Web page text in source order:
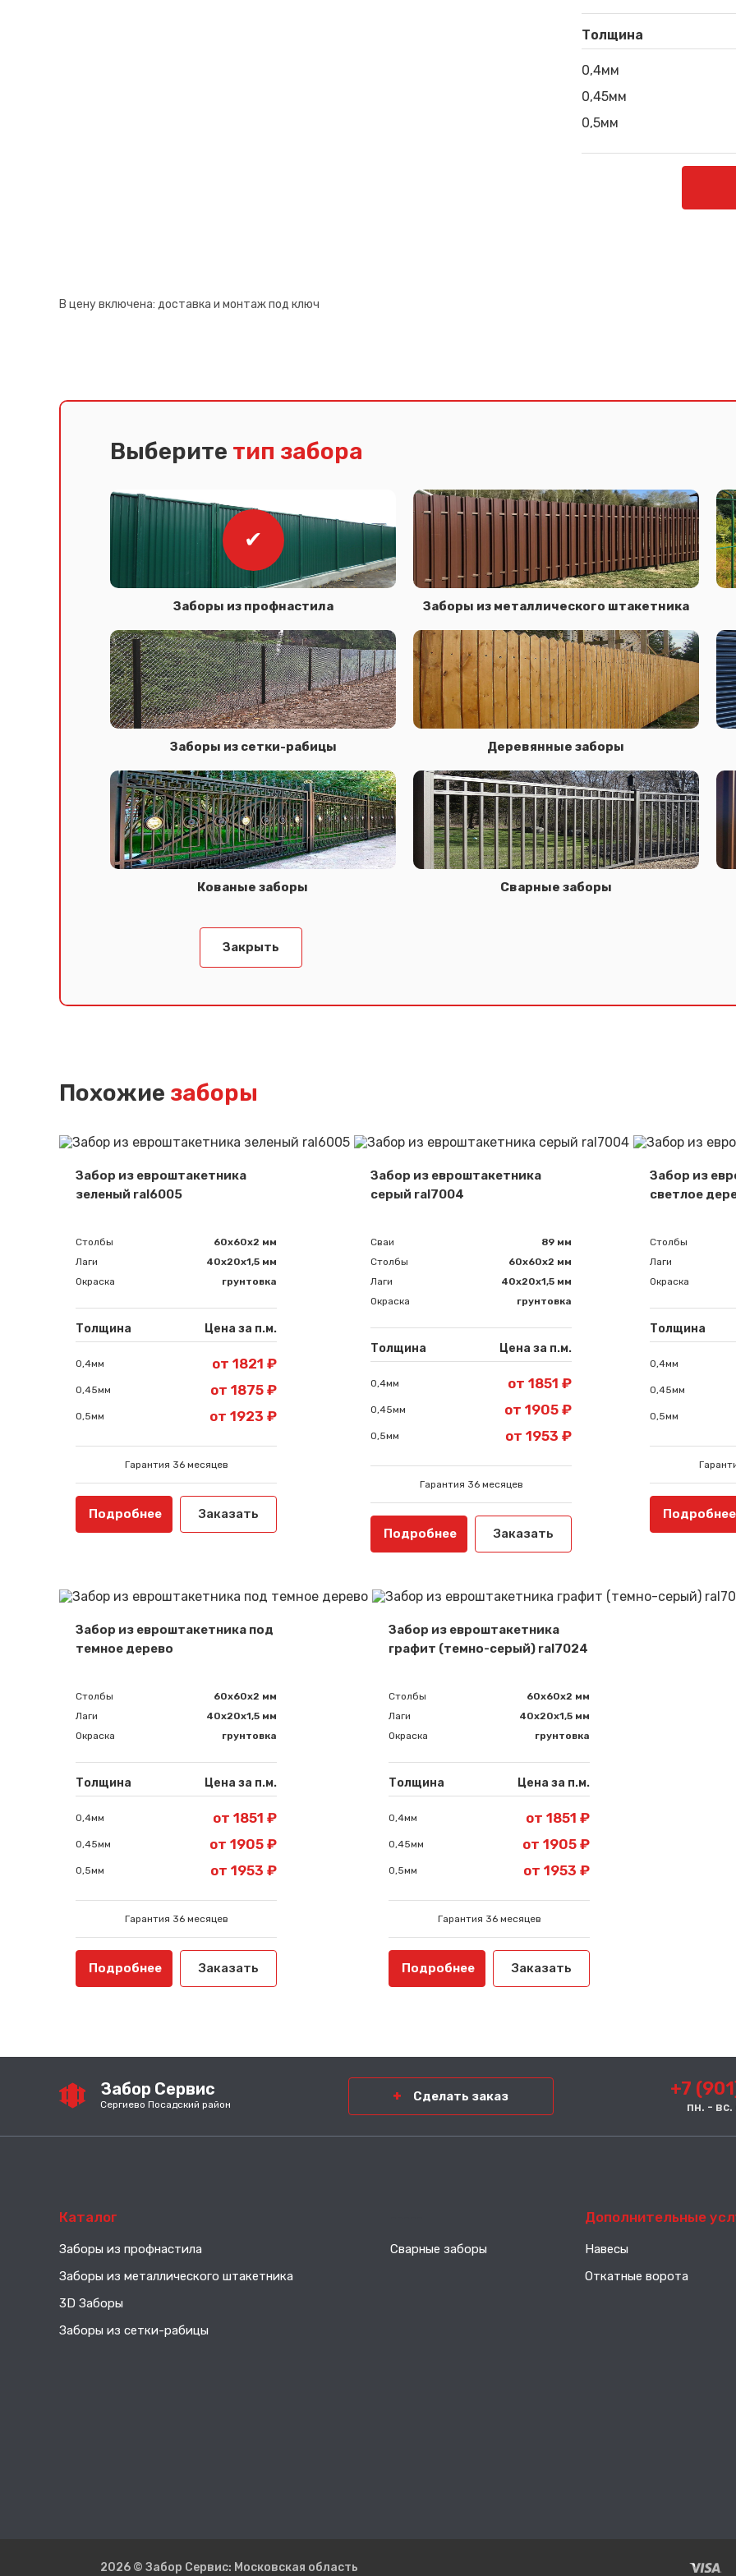
Толщина
0,4мм
0,45мм
0,5мм
В цену включена: доставка и монтаж под ключ
Выберите тип забора
Заборы из профнастила Заборы из металлического штакетника
Заборы из сетки-рабицы Деревянные заборы
Кованые заборы Сварные заборы
Закрыть
Похожие заборы
Забор из евроштакетника
зеленый ral6005
Столбы
60х60х2 мм
Лаги
40х20х1,5 мм
Окраска
грунтовка
Толщина Цена за п.м.
0,4мм от 1821 ₽
0,45мм от 1875 ₽
0,5мм от 1923 ₽
Гарантия 36 месяцев
Подробнее Заказать
Забор из евроштакетника
серый ral7004
Сваи
89 мм
Столбы
60х60х2 мм
Лаги
40х20х1,5 мм
Окраска
грунтовка
Толщина Цена за п.м.
0,4мм от 1851 ₽
0,45мм от 1905 ₽
0,5мм от 1953 ₽
Гарантия 36 месяцев
Подробнее Заказать
Забор из
светлое
Столбы
Лаги
Окраска
Толщина
0,4мм
0,45мм
0,5мм
Подробнее
Забор из евроштакетника под
темное дерево
Столбы
60х60х2 мм
Лаги
40х20х1,5 мм
Окраска
грунтовка
Толщина Цена за п.м.
0,4мм от 1851 ₽
0,45мм от 1905 ₽
0,5мм от 1953 ₽
Гарантия 36 месяцев
Подробнее Заказать
Забор из евроштакетника
графит (темно-серый) ral7024
Столбы
60х60х2 мм
Лаги
40х20х1,5 мм
Окраска
грунтовка
Толщина Цена за п.м.
0,4мм от 1851 ₽
0,45мм от 1905 ₽
0,5мм от 1953 ₽
Гарантия 36 месяцев
Подробнее Заказать
Забор Сервис
Сергиево Посадский район
Сделать заказ +7
пн. -
Каталог
Заборы из профнастила
Заборы из металлического штакетника
3D Заборы
Заборы из сетки-рабицы
Сварные заборы
Дополнительные
Навесы
Откатные ворота
2026 © Забор Сервис: Московская область
Спасибо за обращение, наш специалист свяжется с Вами.